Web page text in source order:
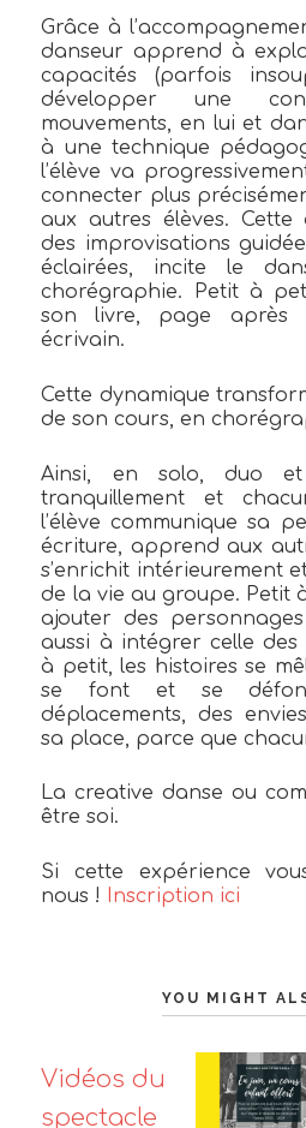
Grâce à
danseur apprend à
capacités (parfois
développer une
mouvements, en lui et
à une technique
l’élève va
connecter plus
aux autres élèves.
des improvisations
éclairées, incite le
chorégraphie. Petit à
son livre, page après
écrivain.
Cette dynamique
de son cours, en
Ainsi, en solo, duo et
tranquillement et
l’élève communique sa
écriture, apprend aux
s’enrichit intérieurement
de la vie au groupe. Petit
ajouter des
aussi à intégrer celle des
à petit, les histoires se
se font et se
déplacements, des
sa place, parce que
La creative danse ou
être soi.
Si cette expérience
nous !
Inscription ici
YOU MIGHT
Vidéos du
spectacle